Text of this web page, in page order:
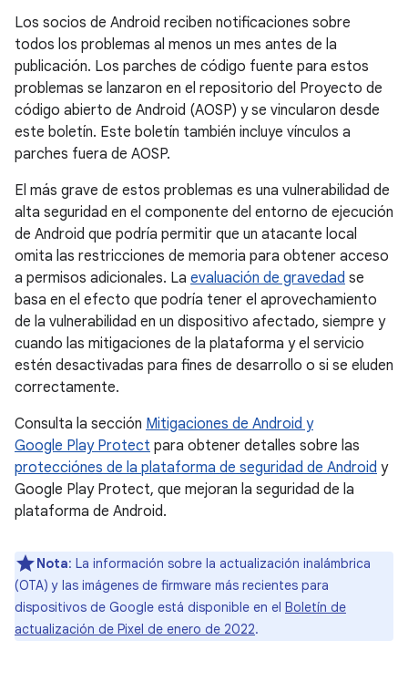
Los socios de Android reciben notificaciones sobre
todos los problemas al menos un mes antes de la
publicación. Los parches de código fuente para estos
problemas se lanzaron en el repositorio del Proyecto de
código abierto de Android (AOSP) y se vincularon desde
este boletín. Este boletín también incluye vínculos a
parches fuera de AOSP.
El más grave de estos problemas es una vulnerabilidad de
alta seguridad en el componente del entorno de ejecución
de Android que podría permitir que un atacante local
omita las restricciones de memoria para obtener acceso
a permisos adicionales. La evaluación de gravedad se
basa en el efecto que podría tener el aprovechamiento
de la vulnerabilidad en un dispositivo afectado, siempre y
cuando las mitigaciones de la plataforma y el servicio
estén desactivadas para fines de desarrollo o si se eluden
correctamente.
Consulta la sección Mitigaciones de Android y
Google Play Protect para obtener detalles sobre las
protecciónes de la plataforma de seguridad de Android y
Google Play Protect, que mejoran la seguridad de la
plataforma de Android.
Nota: La información sobre la actualización inalámbrica
(OTA) y las imágenes de firmware más recientes para
dispositivos de Google está disponible en el Boletín de
actualización de Pixel de enero de 2022.